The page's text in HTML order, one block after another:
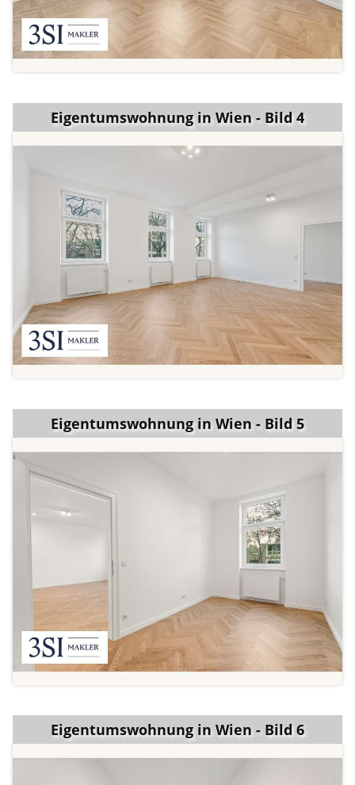
Eigentumswohnung in Wien - Bild 4
Eigentumswohnung in Wien - Bild 5
Eigentumswohnung in Wien - Bild 6